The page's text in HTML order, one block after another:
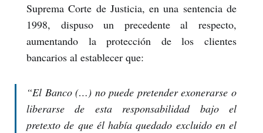
Suprema Corte de Justicia, en una sentencia de
1998, dispuso un precedente al respecto,
aumentando la protección de los clientes
bancarios al establecer que:
“El Banco (…) no puede pretender exonerarse o
liberarse de esta responsabilidad bajo el
pretexto de que él había quedado excluido en el